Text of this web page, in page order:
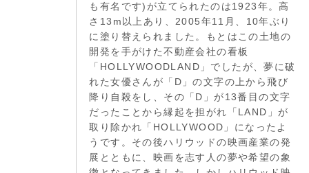
も有名です)が立てられたのは1923年。高
さ13m以上あり、2005年11月、10年ぶり
に塗り替えられました。もとはこの土地の
開発を手がけた不動産会社の看板
「HOLLYWOODLAND」でしたが、夢に破
れた女優さんが「D」の文字の上から飛び
降り自殺をし、その「D」が13番目の文字
だったことから縁起を担がれ「LAND」が
取り除かれ「HOLLYWOOD」になったよ
うです。その後ハリウッドの映画産業の発
展とともに、映画を志す人の夢や希望の象